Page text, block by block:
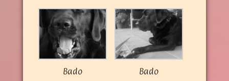
Bado Bado